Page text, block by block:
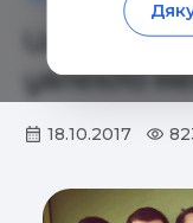
Илья
увлекло
18.10.2017